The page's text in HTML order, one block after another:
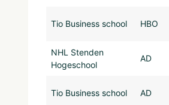
Tio Business school HBO
NHL Stenden
Hogeschool
AD
Tio Business school AD